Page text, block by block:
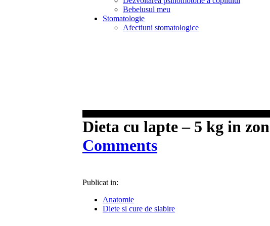
Bebelusul meu
Stomatologie
Afectiuni stomatologice
Dieta cu lapte – 5 kg in
Comments
Publicat in:
Anatomie
Diete si cure de slabire